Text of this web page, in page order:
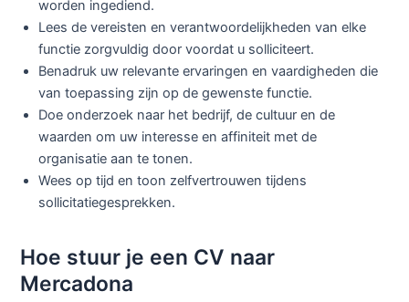
worden ingediend.
Lees de vereisten en verantwoordelijkheden van elke
functie zorgvuldig door voordat u solliciteert.
Benadruk uw relevante ervaringen en vaardigheden die
van toepassing zijn op de gewenste functie.
Doe onderzoek naar het bedrijf, de cultuur en de
waarden om uw interesse en affiniteit met de
organisatie aan te tonen.
Wees op tijd en toon zelfvertrouwen tijdens
sollicitatiegesprekken.
Hoe stuur je een CV naar
Mercadona